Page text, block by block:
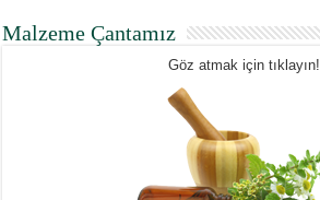
Malzeme Çantamız
Göz atmak için tıklayın!